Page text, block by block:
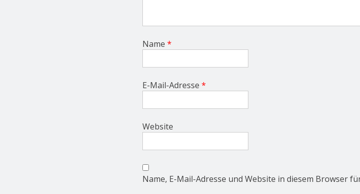
Name *
E-Mail-Adresse *
Website
Name, E-Mail-Adresse und Website in diesem Browser